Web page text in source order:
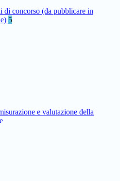
di concorso (da pubblicare in
5
e valutazione della